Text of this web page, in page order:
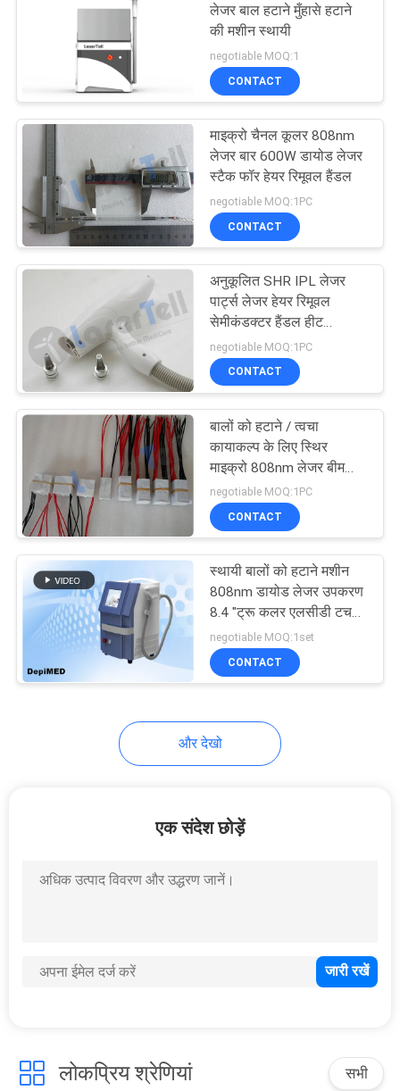
लेजर बाल हटाने मुँहासे हटाने
की मशीन स्थायी
negotiable MOQ:1
CONTACT
माइक्रो चैनल कूलर 808nm
लेजर बार 600W डायोड लेजर
स्टैक फॉर हेयर रिमूवल हैंडल
negotiable MOQ:1PC
CONTACT
अनुकूलित SHR IPL लेजर
पार्ट्स लेजर हेयर रिमूवल
सेमीकंडक्टर हैंडल हीट
ट्रीटमेंट
negotiable MOQ:1PC
CONTACT
बालों को हटाने / त्वचा
कायाकल्प के लिए स्थिर
माइक्रो 808nm लेजर बीम
डायोड बार
negotiable MOQ:1PC
CONTACT
स्थायी बालों को हटाने मशीन
808nm डायोड लेजर उपकरण
8.4 "ट्रू कलर एलसीडी टच
स्क्रीन के साथ
negotiable MOQ:1set
CONTACT
और देखो
एक संदेश छोड़ें
लोकप्रिय श्रेणियां सभी